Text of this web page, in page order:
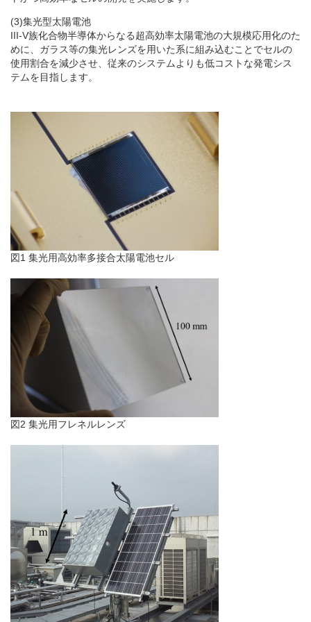
(3)集光型太陽電池
III-V族化合物半導体からなる超高効率太陽電池の大規模応用化のた
めに、ガラス等の集光レンズを用いた系に組み込むことでセルの
使用割合を減少させ、従来のシステムよりも低コストな発電シス
テムを目指します。
図1 集光用高効率多接合太陽電池セル
図2 集光用フレネルレンズ